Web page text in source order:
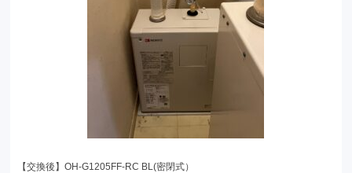
【交換後】OH-G1205FF-RC BL(密閉式）